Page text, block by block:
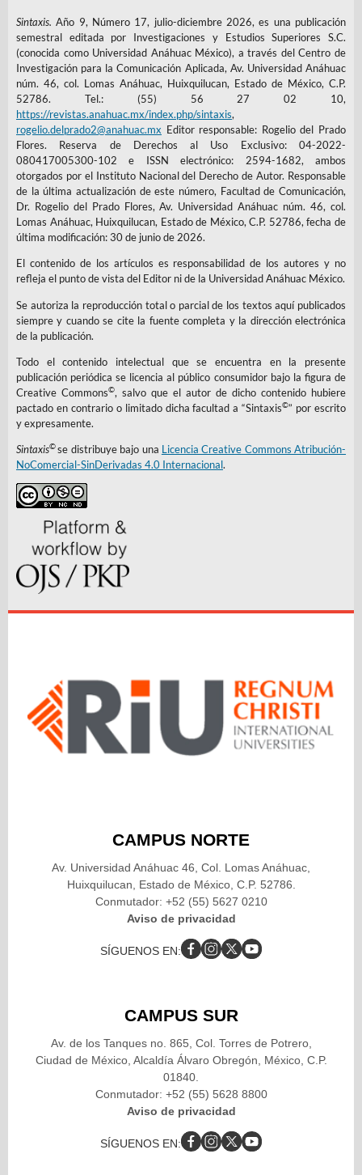
Sintaxis.Año 9, Número 17, julio-diciembre 2026, es una publicación
semestral editada por Investigaciones y Estudios Superiores S.C.
(conocida como Universidad Anáhuac México), a través del Centro de
Investigación para la Comunicación Aplicada, Av. Universidad Anáhuac
núm. 46, col. Lomas Anáhuac, Huixquilucan, Estado de México, C.P.
52786. Tel.: (55) 56 27 02 10,
https://revistas.anahuac.mx/index.php/sintaxis,
rogelio.delprado2@anahuac.mx Editor responsable: Rogelio del Prado
Flores. Reserva de Derechos al Uso Exclusivo: 04-2022-
080417005300-102 e ISSN electrónico: 2594-1682, ambos
otorgados por el Instituto Nacional del Derecho de Autor. Responsable
de la última actualización de este número, Facultad de Comunicación,
Dr. Rogelio del Prado Flores, Av. Universidad Anáhuac núm. 46, col.
Lomas Anáhuac, Huixquilucan, Estado de México, C.P. 52786, fecha de
última modificación: 30 de junio de 2026.
El contenido de los artículos es responsabilidad de los autores y no
refleja el punto de vista del Editor ni de la Universidad Anáhuac México.
Se autoriza la reproducción total o parcial de los textos aquí publicados
siempre y cuando se cite la fuente completa y la dirección electrónica
de la publicación.
Todo el contenido intelectual que se encuentra en la presente
publicación periódica se licencia al público consumidor bajo la figura de
Creative Commons©, salvo que el autor de dicho contenido hubiere
pactado en contrario o limitado dicha facultad a “Sintaxis©” por escrito
y expresamente.
Sintaxis©se distribuye bajo una Licencia Creative Commons Atribución-
NoComercial-SinDerivadas 4.0 Internacional.
CAMPUS NORTE
Av. Universidad Anáhuac 46, Col. Lomas Anáhuac,
Huixquilucan, Estado de México, C.P. 52786.
Conmutador: +52 (55) 5627 0210
Aviso de privacidad
SÍGUENOS EN:
CAMPUS SUR
Av. de los Tanques no. 865, Col. Torres de Potrero,
Ciudad de México, Alcaldía Álvaro Obregón, México, C.P.
01840.
Conmutador: +52 (55) 5628 8800
Aviso de privacidad
SÍGUENOS EN: